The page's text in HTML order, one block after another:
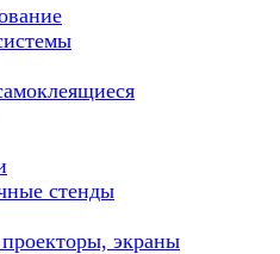
стенды
экраны